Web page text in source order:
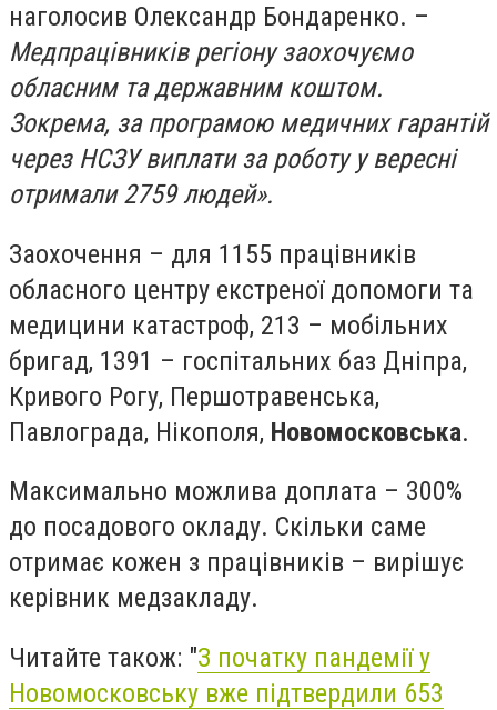
наголосив Олександр Бондаренко. –
Медпрацівників регіону заохочуємо
обласним та державним коштом.
Зокрема, за програмою медичних гарантій
через НСЗУ виплати за роботу у вересні
отримали 2759 людей».
Заохочення – для 1155 працівників
обласного центру екстреної допомоги та
медицини катастроф, 213 – мобільних
бригад, 1391 – госпітальних баз Дніпра,
Кривого Рогу, Першотравенська,
Павлограда, Нікополя, Новомосковська.
Максимально можлива доплата – 300%
до посадового окладу. Скільки саме
отримає кожен з працівників – вирішує
керівник медзакладу.
Читайте також: "З початку пандемії у
Новомосковську вже підтвердили 653